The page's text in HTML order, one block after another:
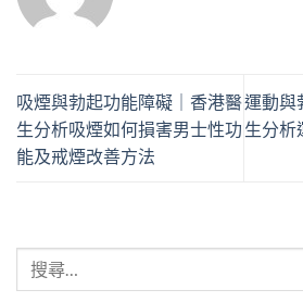
吸煙與勃起功能障礙｜香港醫
生分析吸煙如何損害男士性功
能及戒煙改善方法
運動與
生分析